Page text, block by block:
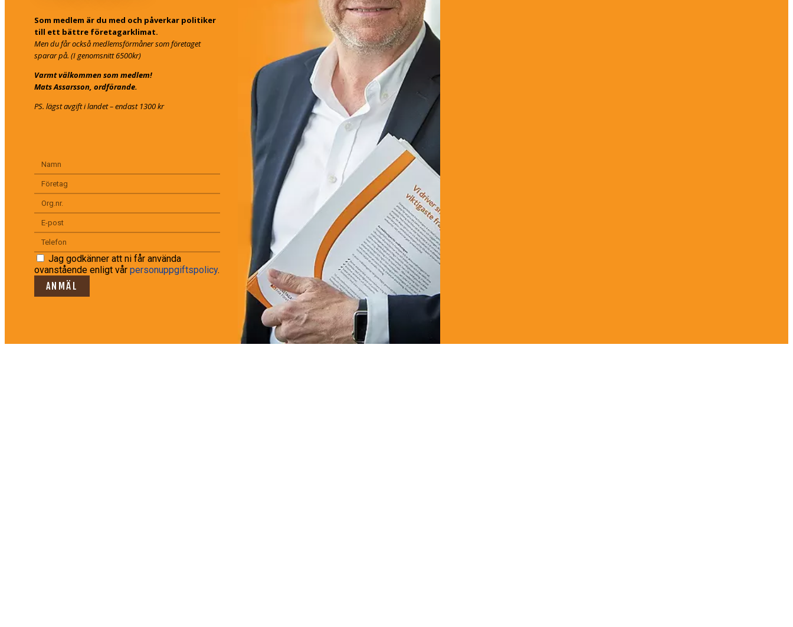
Som medlem är du med och påverkar politiker
till ett bättre företagarklimat.
Men du får också medlemsförmåner som företaget
sparar på. (I genomsnitt 6500kr)
Varmt välkommen som medlem!
Mats Assarsson, ordförande.
PS. lägst avgift i landet – endast 1300 kr
Jag godkänner att ni får använda
ovanstående enligt vår personuppgiftspolicy.
ANMÄL